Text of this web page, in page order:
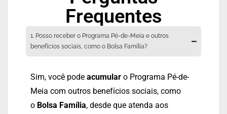
Frequentes
1. Posso receber o Programa Pé-de-Meia e outros
benefícios sociais, como o Bolsa Família?
Sim, você pode acumular o Programa Pé-de-
Meia com outros benefícios sociais, como
o Bolsa Família, desde que atenda aos